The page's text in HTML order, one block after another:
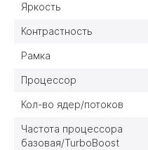
Яркость
Контрастность
Рамка
Процессор
Кол-во ядер/потоков
Частота процессора
базовая/TurboBoost